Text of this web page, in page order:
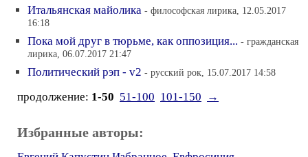
Итальянская майолика - философская лирика, 12.05.2017
16:18
Пока мой друг в тюрьме, как оппозиция... - гражданская
лирика, 06.07.2017 21:47
Политический рэп - v2 - русский рок, 15.07.2017 14:58
продолжение: 1-50 51-100 101-150 →
Избранные авторы: